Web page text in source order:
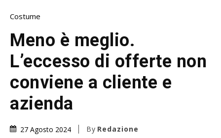
Costume
Meno è meglio.
L’eccesso di offerte non
conviene a cliente e
azienda
27 Agosto 2024 By Redazione